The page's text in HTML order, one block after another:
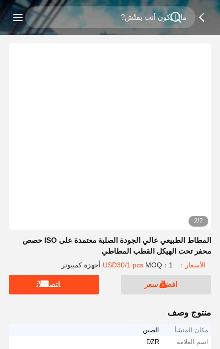
2/2
المطاط الطبيعي عالي الجودة الصلبة معتمدة على ISO حصص
محفر تحت الهيكل القطب المطاطي
الأسعار：USD30/1 pcs MOQ：1 أجهزة كمبيوتر
افضل سعر ﺎﺘﺼﻟ ﺍﻶﻧ
منتوج وصف
مكان المنشأ
الصين
اسم العلامة
DZR